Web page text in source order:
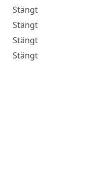
Stängt
Stängt
Stängt
Stängt